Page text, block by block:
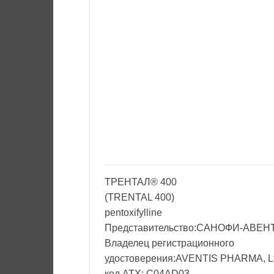
ТРЕНТАЛ® 400
(TRENTAL 400)
pentoxifylline
Представительство:САНОФИ-
Владелец регистрационного
удостоверения:AVENTIS PHARMA,